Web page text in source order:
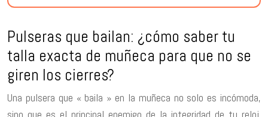
Pulseras que bailan: ¿cómo saber tu
talla exacta de muñeca para que no se
giren los cierres?
Una pulsera que « baila » en la muñeca no solo es incómoda,